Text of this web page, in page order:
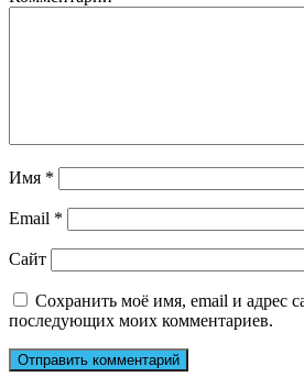
Имя *
Email *
Сайт
Сохранить моё имя, email и адрес
последующих моих комментариев.